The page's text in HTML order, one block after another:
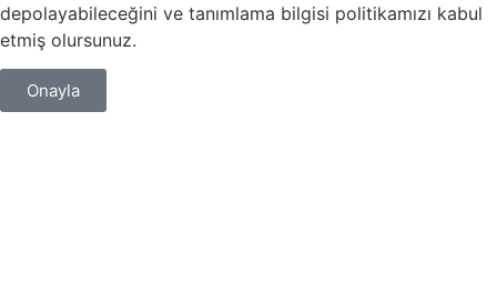
depolayabileceğini ve tanımlama bilgisi politikamızı kabul
etmiş olursunuz.
Onayla